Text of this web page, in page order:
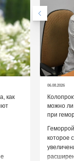
как
06.08.2026
можно ли
при
которое